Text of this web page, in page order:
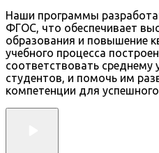
Наши программы
ФГОС, что обеспечивает
образования и повышение
учебного процесса
соответствовать среднему
студентов, и помочь им
компетенции для